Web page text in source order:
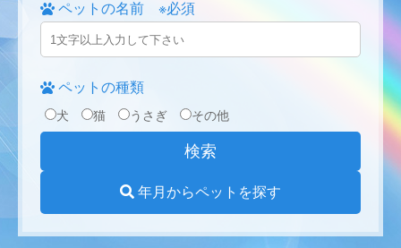
ペットの名前 ※必須
ペットの種類
犬 猫 うさぎ その他
年月からペットを探す